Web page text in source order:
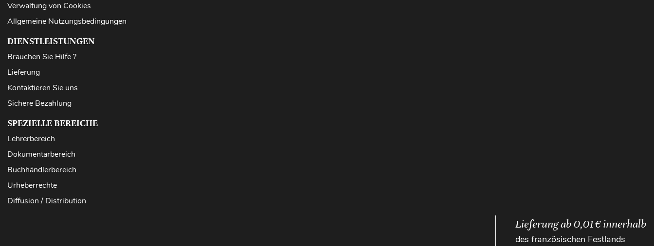
Verwaltung von Cookies
Allgemeine Nutzungsbedingungen
DIENSTLEISTUNGEN
Brauchen Sie Hilfe ?
Lieferung
Kontaktieren Sie uns
Sichere Bezahlung
SPEZIELLE BEREICHE
Lehrerbereich
Dokumentarbereich
Buchhändlerbereich
Urheberrechte
Diffusion / Distribution
Lieferung ab 0,01 € innerhalb
des französischen Festlands